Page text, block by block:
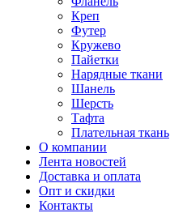
Креп
Футер
Кружево
Пайетки
Нарядные ткани
Шанель
Шерсть
Тафта
Плательная ткань
О компании
Лента новостей
Доставка и оплата
Опт и скидки
Контакты